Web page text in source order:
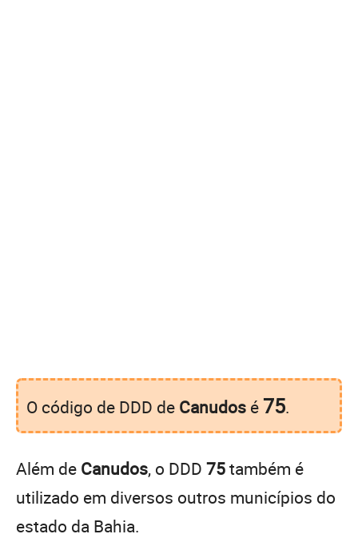
O código de DDD de Canudos é 75.
Além de Canudos, o DDD 75também é
utilizado em diversos outros municípios do
estado da Bahia.